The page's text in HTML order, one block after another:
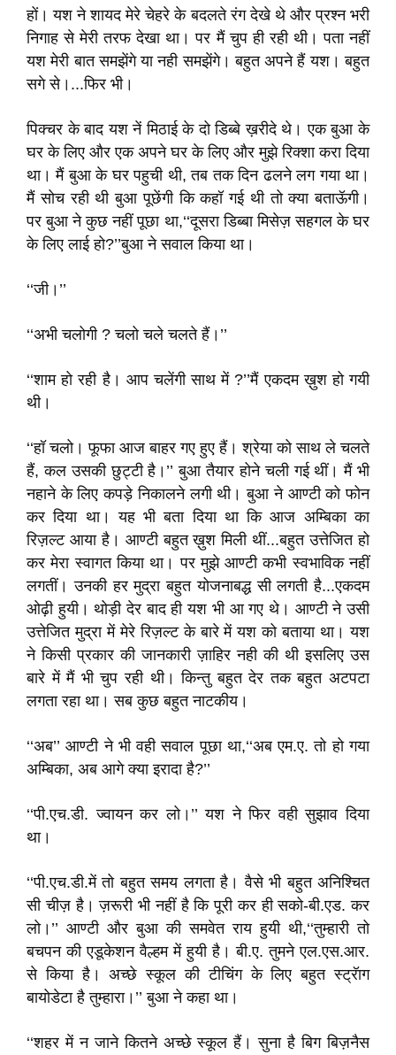
हों। यश ने शायद मेरे चेहरे के बदलते रंग देखे थे और प्रश्न भरी
निगाह से मेरी तरफ देखा था। पर मैं चुप ही रही थी। पता नहीं
यश मेरी बात समझेंगे या नही समझेंगे। बहुत अपने हैं यश। बहुत
सगे से।...फिर भी।
पिक्चर के बाद यश नें मिठाई के दो डिब्बे ख़रीदे थे। एक बुआ के
घर के लिए और एक अपने घर के लिए और मुझे रिक्शा करा दिया
था। मैं बुआ के घर पहुची थी, तब तक दिन ढलने लग गया था।
मैं सोच रही थी बुआ पूछेंगी कि कहॉ गई थी तो क्या बताऊॅगी।
पर बुआ ने कुछ नहीं पूछा था,‘‘दूसरा डिब्बा मिसेज़ सहगल के घर
के लिए लाई हो?’’बुआ ने सवाल किया था।
‘‘जी।’’
‘‘अभी चलोगी ? चलो चले चलते हैं।’’
‘‘शाम हो रही है। आप चलेंगी साथ में ?’’मैं एकदम ख़ुश हो गयी
थी।
‘‘हॉ चलो। फूफा आज बाहर गए हुए हैं। श्रेया को साथ ले चलते
हैं, कल उसकी छुट्टी है।’’ बुआ तैयार होने चली गई थीं। मैं भी
नहाने के लिए कपड़े निकालने लगी थी। बुआ ने आण्टी को फोन
कर दिया था। यह भी बता दिया था कि आज अम्बिका का
रिज़ल्ट आया है। आण्टी बहुत ख़ुश मिली थीं...बहुत उत्तेजित हो
कर मेरा स्वागत किया था। पर मुझे आण्टी कभी स्वभाविक नहीं
लगतीं। उनकी हर मुद्रा बहुत योजनाबद्ध सी लगती है...एकदम
ओढ़ी हुयी। थोड़ी देर बाद ही यश भी आ गए थे। आण्टी ने उसी
उत्तेजित मुद्रा में मेरे रिज़ल्ट के बारे में यश को बताया था। यश
ने किसी प्रकार की जानकारी ज़ाहिर नही की थी इसलिए उस
बारे में मैं भी चुप रही थी। किन्तु बहुत देर तक बहुत अटपटा
लगता रहा था। सब कुछ बहुत नाटकीय।
‘‘अब’’ आण्टी ने भी वही सवाल पूछा था,‘‘अब एम.ए. तो हो गया
अम्बिका, अब आगे क्या इरादा है?’’
‘‘पी.एच.डी. ज्वायन कर लो।’’ यश ने फिर वही सुझाव दिया
था।
‘‘पी.एच.डी.में तो बहुत समय लगता है। वैसे भी बहुत अनिश्चित
सी चीज़ है। ज़रूरी भी नहीं है कि पूरी कर ही सको-बी.एड. कर
लो।’’ आण्टी और बुआ की समवेत राय हुयी थी,‘‘तुम्हारी तो
बचपन की एडूकेशन वैल्हम में हुयी है। बी.ए. तुमने एल.एस.आर.
से किया है। अच्छे स्कूल की टीचिंग के लिए बहुत स्ट्रॅाग
बायोडेटा है तुम्हारा।’’ बुआ ने कहा था।
‘‘शहर में न जाने कितने अच्छे स्कूल हैं। सुना है बिग बिज़नैस